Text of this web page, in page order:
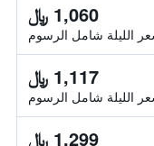
1,060 ﷼
الليلة شامل الرسوم
1,117 ﷼
الليلة شامل الرسوم
1,299 ﷼